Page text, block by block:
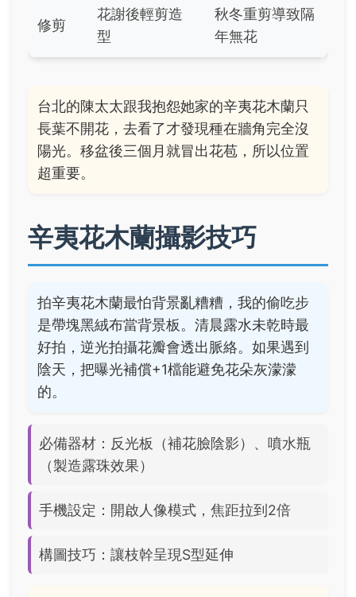
修剪
花謝後輕剪造
型
秋冬重剪導致隔
年無花
台北的陳太太跟我抱怨她家的辛夷花木蘭只
長葉不開花，去看了才發現種在牆角完全沒
陽光。移盆後三個月就冒出花苞，所以位置
超重要。
辛夷花木蘭攝影技巧
拍辛夷花木蘭最怕背景亂糟糟，我的偷吃步
是帶塊黑絨布當背景板。清晨露水未乾時最
好拍，逆光拍攝花瓣會透出脈絡。如果遇到
陰天，把曝光補償+1檔能避免花朵灰濛濛
的。
必備器材：反光板（補花臉陰影）、噴水瓶
（製造露珠效果）
手機設定：開啟人像模式，焦距拉到2倍
構圖技巧：讓枝幹呈現S型延伸